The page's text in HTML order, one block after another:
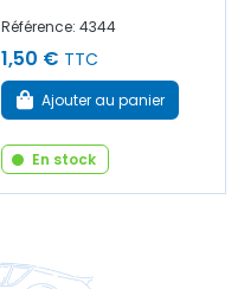
Référence: 4344
1,50 € TTC
Ajouter au panier
En stock